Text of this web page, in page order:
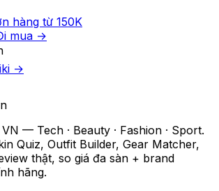
hàng từ 150K
mua →
→
— Tech · Beauty · Fashion · Sport.
Quiz, Outfit Builder, Gear Matcher,
thật, so giá đa sàn + brand
hãng.